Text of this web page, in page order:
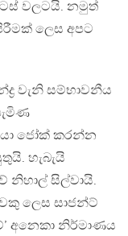
වලටයි. නමුත්
ලෙස අපට
වැනි සම්භාවනීය
‍ජෝක් කරන්න
හැබැයි
නිහාල් සිල්වායි.
ලෙස සාජන්ට්
අනෙකා නිර්මාණය